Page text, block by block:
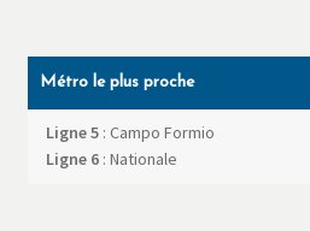
Métro le plus proche
Ligne 5: Campo Formio
Ligne 6: Nationale